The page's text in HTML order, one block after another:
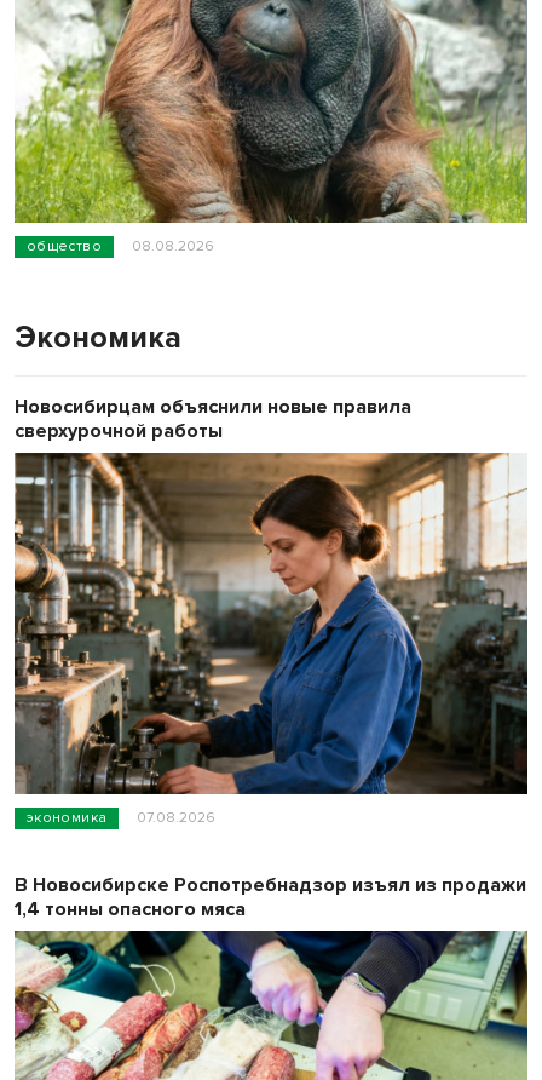
общество 08.08.2026
Экономика
экономика 07.08.2026
Новосибирцам объяснили новые правила
сверхурочной работы
В Новосибирске Роспотребнадзор изъял из продажи
1,4 тонны опасного мяса